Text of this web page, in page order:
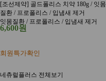
[조선제약] 골드폴리스 치약 180g / 잇몸
질환 / 프로폴리스 / 입냄새 제거
잇몸질환 / 프로폴리스 / 입냄새 제거
6,600원
회원특가확인
네츄럴플러스 전체보기